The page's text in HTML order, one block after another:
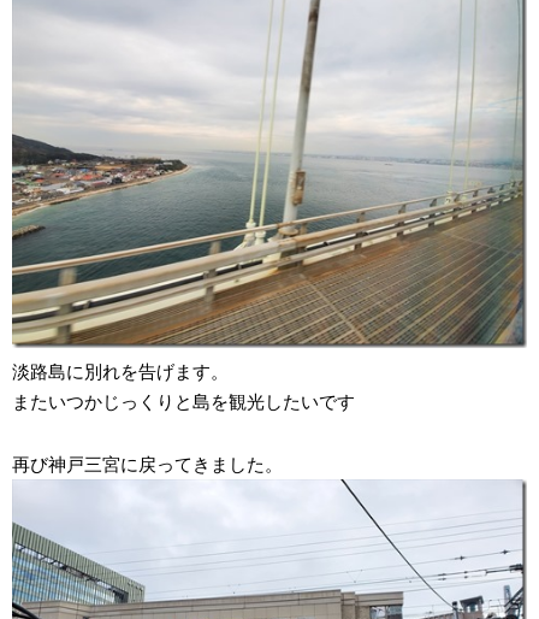
淡路島に別れを告げます。
またいつかじっくりと島を観光したいです
再び神戸三宮に戻ってきました。